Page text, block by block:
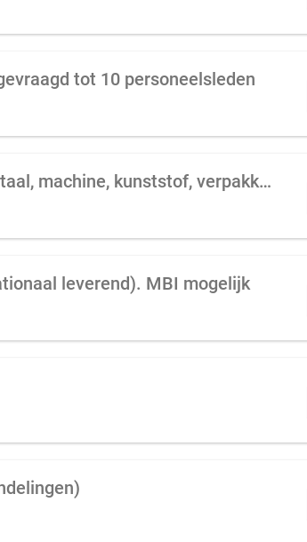
tot 10 personeelsleden
Productiebedrijf te koop gevraagd actief in BNLX, metaal, machine, kunststof, verpakking
leverend). MBI mogelijk